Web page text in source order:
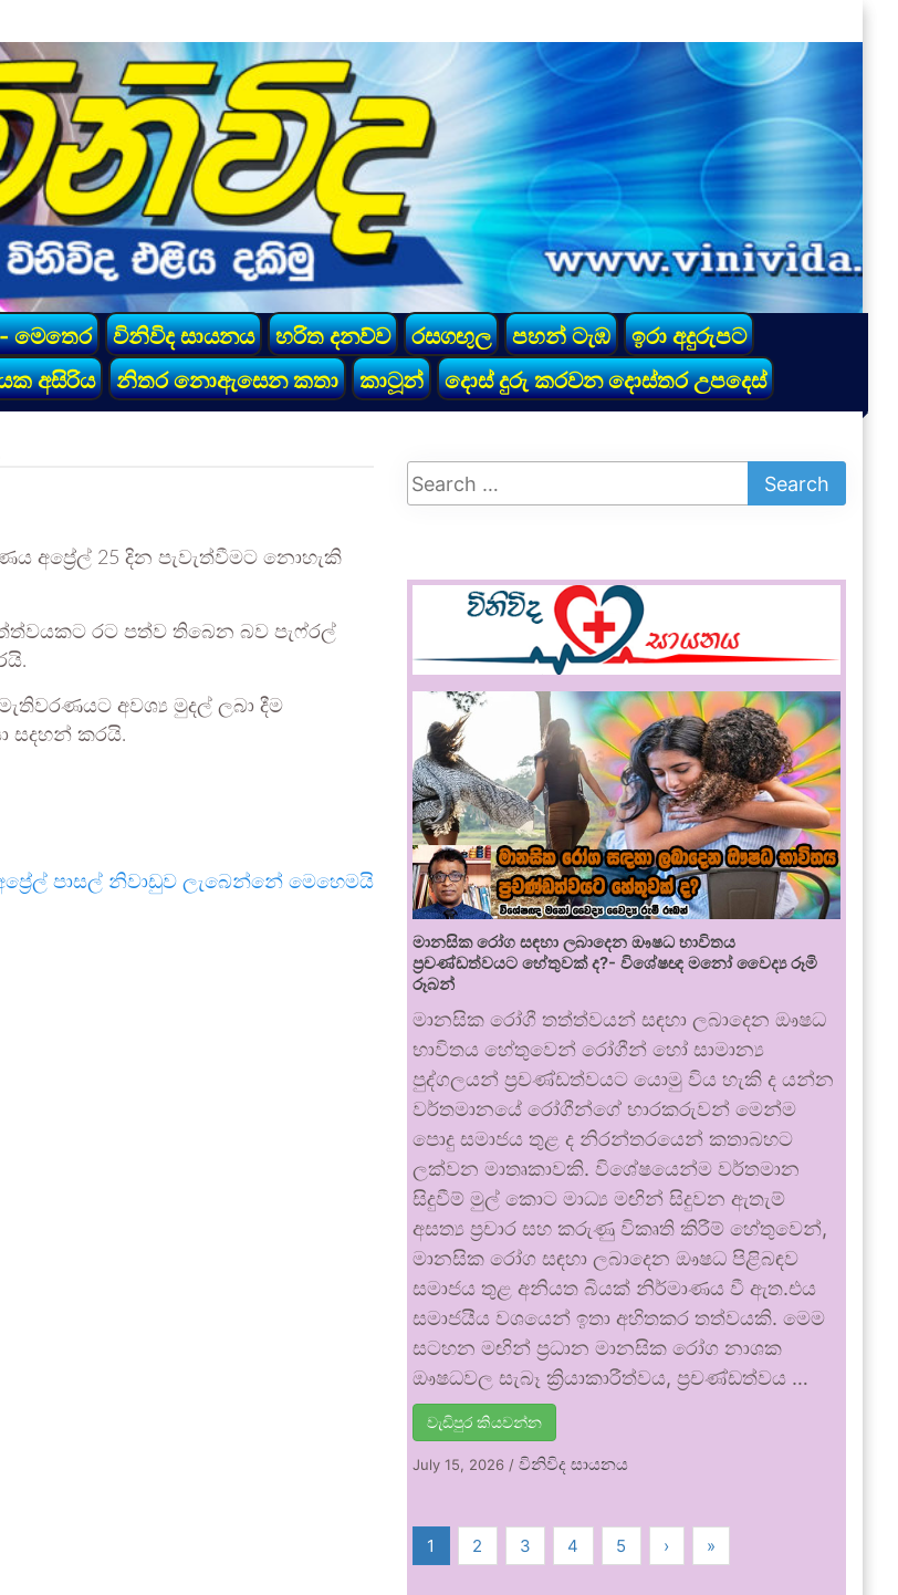
මෙතෙර විනිවිද සායනය හරිත දනව්ව රසගඟුල පහන් ටැඹ
ඉරා අදුරුපට
අසිරිය නිතර නොඇසෙන කතා කාටූන් දොස් දුරු කරවන දොස්තර උපදෙස්
අප්‍රේල් 25 දින පැවැත්වීමට නොහැකි
රට පත්ව තිබෙන බව පැෆ්රල්
අවශ්‍ය මුදල් ලබා දීම
සදහන් කරයි.
පාසල් නිවාඩුව ලැබෙන්නේ මෙහෙමයි
මානසික රෝග සඳහා ලබාදෙන ඖෂධ භාවිතය
ප්‍රචණ්ඩත්වයට හේතුවක් ද?- විශේෂඥ මනෝ වෛද්‍ය රූමි
රූබන්
මානසික රෝගී තත්ත්වයන් සඳහා ලබාදෙන ඖෂධ
භාවිතය හේතුවෙන් රෝගීන් හෝ සාමාන්‍ය
පුද්ගලයන් ප්‍රචණ්ඩත්වයට යොමු විය හැකි ද යන්න
වර්තමානයේ රෝගීන්ගේ භාරකරුවන් මෙන්ම
පොදු සමාජය තුළ ද නිරන්තරයෙන් කතාබහට
ලක්වන මාතෘකාවකි. විශේෂයෙන්ම වර්තමාන
සිදුවීම් මුල් කොට මාධ්‍ය මඟින් සිදුවන ඇතැම්
අසත්‍ය ප්‍රචාර සහ කරුණු විකෘති කිරීම් හේතුවෙන්,
මානසික රෝග සඳහා ලබාදෙන ඖෂධ පිළිබඳව
සමාජය තුළ අනියත බියක් නිර්මාණය වී ඇත.එය
සමාජයීය වශයෙන් ඉතා අහිතකර තත්වයකි. මෙම
සටහන මඟින් ප්‍රධාන මානසික රෝග නාශක
ඖෂධවල සැබෑ ක්‍රියාකාරීත්වය, ප්‍රචණ්ඩත්වය …
වැඩිපුර කියවන්න
July 15, 2026 /විනිවිද සායනය
1 2 3 4 5 › »